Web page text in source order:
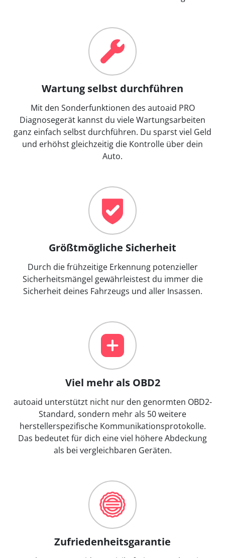
Wartung selbst durchführen
Mit den Sonderfunktionen des autoaid PRO
Diagnosegerät kannst du viele Wartungsarbeiten
ganz einfach selbst durchführen. Du sparst viel Geld
und erhöhst gleichzeitig die Kontrolle über dein
Auto.
Größtmögliche Sicherheit
Durch die frühzeitige Erkennung potenzieller
Sicherheitsmängel gewährleistest du immer die
Sicherheit deines Fahrzeugs und aller Insassen.
Viel mehr als OBD2
autoaid unterstützt nicht nur den genormten OBD2-
Standard, sondern mehr als 50 weitere
herstellerspezifische Kommunikationsprotokolle.
Das bedeutet für dich eine viel höhere Abdeckung
als bei vergleichbaren Geräten.
Zufriedenheitsgarantie